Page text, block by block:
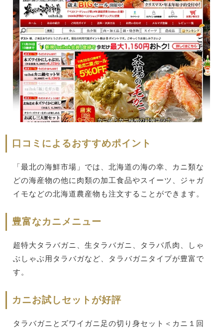
口コミによるおすすめポイント
「最北の海鮮市場」では、北海道の海の幸、カニ類な
どの海産物の他に肉類の加工食品やスイーツ、ジャガ
イモなどの北海道農産物も注文することができます。
豊富なカニメニュー
超特大タラバガニ、生タラバガニ、タラバ爪肉、しゃ
ぶしゃぶ用タラバガなど、タラバガニタイプが豊富で
す。
カニお試しセットが好評
タラバガニとズワイガニ足の切り身セット＜カニ１回